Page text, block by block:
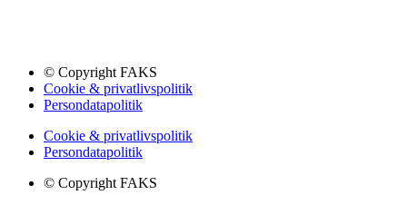
© Copyright FAKS
Cookie & privatlivspolitik
Persondatapolitik
Cookie & privatlivspolitik
Persondatapolitik
© Copyright FAKS